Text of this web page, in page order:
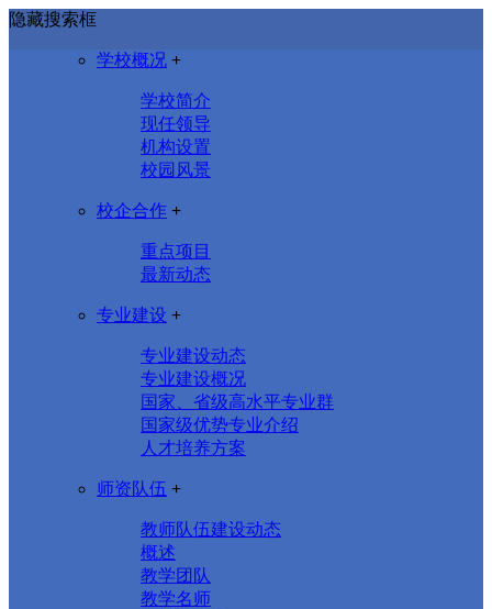
隐藏搜索框
学校概况 +
学校简介
现任领导
机构设置
校园风景
校企合作 +
重点项目
最新动态
专业建设 +
专业建设动态
专业建设概况
国家、省级高水平专业群
国家级优势专业介绍
人才培养方案
师资队伍 +
教师队伍建设动态
概述
教学团队
教学名师